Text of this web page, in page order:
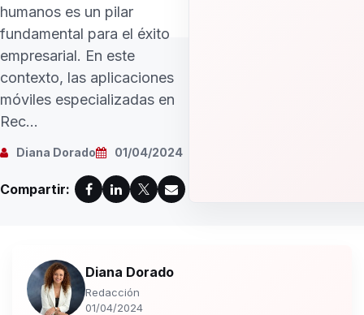
humanos es un pilar
fundamental para el éxito
empresarial. En este
contexto, las aplicaciones
móviles especializadas en
Rec...
Diana Dorado 01/04/2024
Compartir:
Diana Dorado
Redacción
01/04/2024